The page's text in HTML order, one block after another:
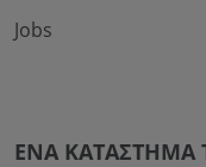
Jobs
ΈΝΑ ΚΑΤΆΣΤΗΜΑ